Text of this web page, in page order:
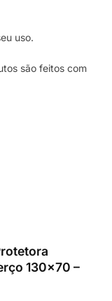
uso.
são feitos com
130×70 –